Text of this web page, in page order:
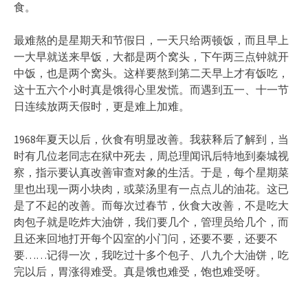
食。
最难熬的是星期天和节假日，一天只给两顿饭，而且早上
一大早就送来早饭，大都是两个窝头，下午两三点钟就开
中饭，也是两个窝头。这样要熬到第二天早上才有饭吃，
这十五六个小时真是饿得心里发慌。而遇到五一、十一节
日连续放两天假时，更是难上加难。
1968年夏天以后，伙食有明显改善。我获释后了解到，当
时有几位老同志在狱中死去，周总理闻讯后特地到秦城视
察，指示要认真改善审查对象的生活。于是，每个星期菜
里也出现一两小块肉，或菜汤里有一点点儿的油花。这已
是了不起的改善。而每次过春节，伙食大改善，不是吃大
肉包子就是吃炸大油饼，我们要几个，管理员给几个，而
且还来回地打开每个囚室的小门问，还要不要，还要不
要……记得一次，我吃过十多个包子、八九个大油饼，吃
完以后，胃涨得难受。真是饿也难受，饱也难受呀。